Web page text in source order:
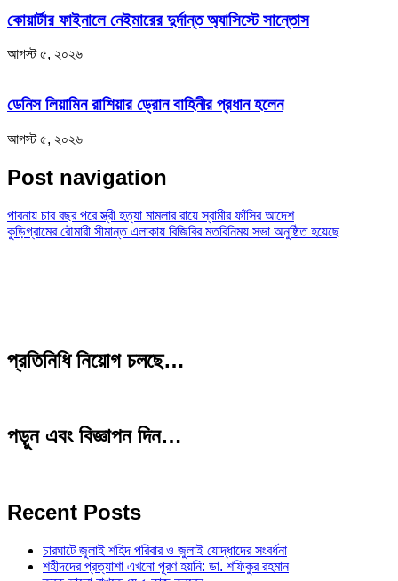
কোয়ার্টার ফাইনালে নেইমারের দুর্দান্ত অ্যাসিস্টে সান্তোস
আগস্ট ৫, ২০২৬
ডেনিস লিয়ামিন রাশিয়ার ড্রোন বাহিনীর প্রধান হলেন
আগস্ট ৫, ২০২৬
Post navigation
পাবনায় চার বছর পরে স্ত্রী হত্যা মামলার রায়ে স্বামীর ফাঁসির আদেশ
কুড়িগ্রামের রৌমারী সীমান্ত এলাকায় বিজিবির মতবিনিময় সভা অনুষ্ঠিত হয়েছে
প্রতিনিধি নিয়োগ চলছে…
পড়ুন এবং বিজ্ঞাপন দিন…
Recent Posts
চারঘাটে জুলাই শহিদ পরিবার ও জুলাই যোদ্ধাদের সংবর্ধনা
শহীদদের প্রত্যাশা এখনো পূরণ হয়নি: ডা. শফিকুর রহমান